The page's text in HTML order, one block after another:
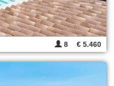
8 € 5.460